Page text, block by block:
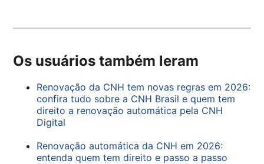
Os usuários também leram
Renovação da CNH tem novas regras em 2026:
confira tudo sobre a CNH Brasil e quem tem
direito a renovação automática pela CNH
Digital
Renovação automática da CNH em 2026:
entenda quem tem direito e passo a passo